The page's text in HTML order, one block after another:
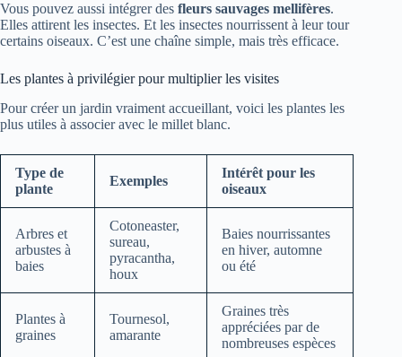
Vous pouvez aussi intégrer des fleurs sauvages mellifères.
Elles attirent les insectes. Et les insectes nourrissent à leur tour
certains oiseaux. C’est une chaîne simple, mais très efficace.
Les plantes à privilégier pour multiplier les visites
Pour créer un jardin vraiment accueillant, voici les plantes les
plus utiles à associer avec le millet blanc.
Type de
plante
Exemples
Intérêt pour les
oiseaux
Arbres et
arbustes à
baies
Cotoneaster,
sureau,
pyracantha,
houx
Baies nourrissantes
en hiver, automne
ou été
Plantes à
graines
Tournesol,
amarante
Graines très
appréciées par de
nombreuses espèces